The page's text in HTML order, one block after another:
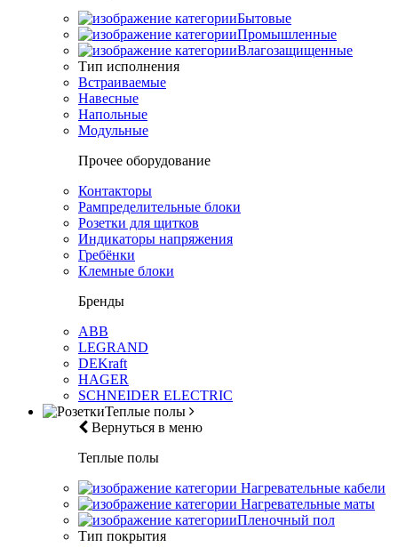
Бытовые
Промышленные
Влагозащищенные
Тип исполнения
Встраиваемые
Навесные
Напольные
Модульные
Прочее оборудование
Контакторы
Рампределительные блоки
Розетки для щитков
Индикаторы напряжения
Гребёнки
Клемные блоки
Бренды
ABB
LEGRAND
DEKraft
HAGER
SCHNEIDER ELECTRIC
Теплые полы
Вернуться в меню
Теплые полы
Нагревательные кабели
Нагревательные маты
Пленочный пол
Тип покрытия